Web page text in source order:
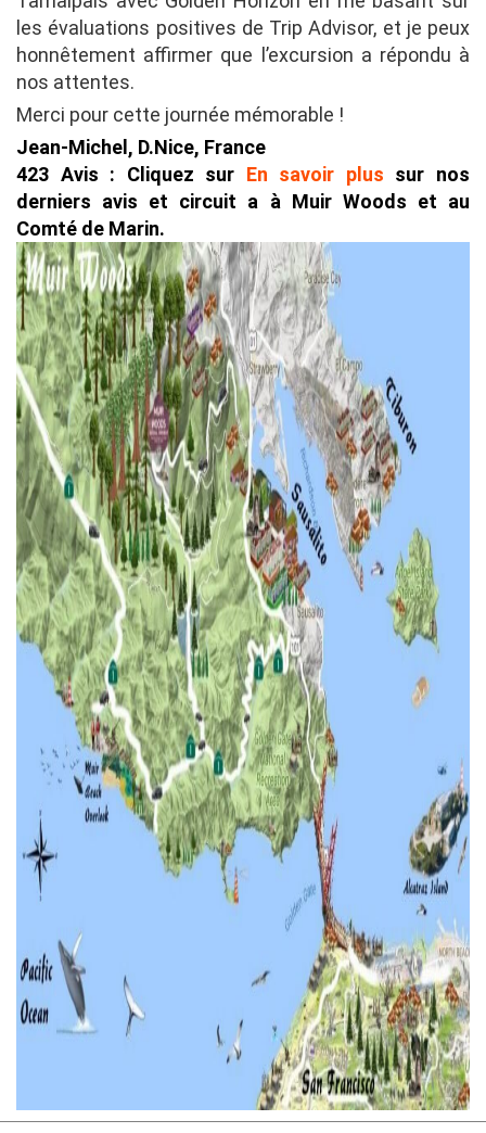
les évaluations positives de Trip Advisor, et je peux
honnêtement affirmer que l’excursion a répondu à
nos attentes.
Merci pour cette journée mémorable !
Jean-Michel, D.Nice, France
423 Avis : Cliquez sur En savoir plus sur nos
derniers avis et circuit a à Muir Woods et au
Comté de Marin.